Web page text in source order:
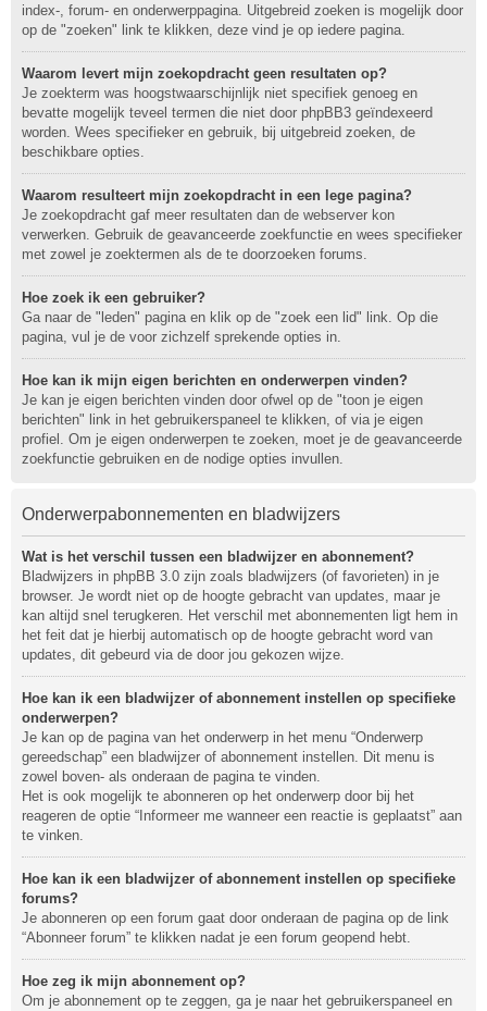
index-, forum- en onderwerppagina. Uitgebreid zoeken is mogelijk door
op de "zoeken" link te klikken, deze vind je op iedere pagina.
Waarom levert mijn zoekopdracht geen resultaten op?
Je zoekterm was hoogstwaarschijnlijk niet specifiek genoeg en
bevatte mogelijk teveel termen die niet door phpBB3 geïndexeerd
worden. Wees specifieker en gebruik, bij uitgebreid zoeken, de
beschikbare opties.
Waarom resulteert mijn zoekopdracht in een lege pagina?
Je zoekopdracht gaf meer resultaten dan de webserver kon
verwerken. Gebruik de geavanceerde zoekfunctie en wees specifieker
met zowel je zoektermen als de te doorzoeken forums.
Hoe zoek ik een gebruiker?
Ga naar de "leden" pagina en klik op de "zoek een lid" link. Op die
pagina, vul je de voor zichzelf sprekende opties in.
Hoe kan ik mijn eigen berichten en onderwerpen vinden?
Je kan je eigen berichten vinden door ofwel op de "toon je eigen
berichten" link in het gebruikerspaneel te klikken, of via je eigen
profiel. Om je eigen onderwerpen te zoeken, moet je de geavanceerde
zoekfunctie gebruiken en de nodige opties invullen.
Onderwerpabonnementen en bladwijzers
Wat is het verschil tussen een bladwijzer en abonnement?
Bladwijzers in phpBB 3.0 zijn zoals bladwijzers (of favorieten) in je
browser. Je wordt niet op de hoogte gebracht van updates, maar je
kan altijd snel terugkeren. Het verschil met abonnementen ligt hem in
het feit dat je hierbij automatisch op de hoogte gebracht word van
updates, dit gebeurd via de door jou gekozen wijze.
Hoe kan ik een bladwijzer of abonnement instellen op specifieke
onderwerpen?
Je kan op de pagina van het onderwerp in het menu “Onderwerp
gereedschap” een bladwijzer of abonnement instellen. Dit menu is
zowel boven- als onderaan de pagina te vinden.
Het is ook mogelijk te abonneren op het onderwerp door bij het
reageren de optie “Informeer me wanneer een reactie is geplaatst” aan
te vinken.
Hoe kan ik een bladwijzer of abonnement instellen op specifieke
forums?
Je abonneren op een forum gaat door onderaan de pagina op de link
“Abonneer forum” te klikken nadat je een forum geopend hebt.
Hoe zeg ik mijn abonnement op?
Om je abonnement op te zeggen, ga je naar het gebruikerspaneel en